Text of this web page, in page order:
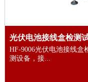
光伏电池接线盒检测
HF-9006光伏电池接线盒
测设备，接...